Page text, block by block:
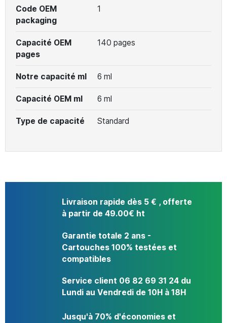
Code OEM
packaging
1
Capacité OEM
pages
140 pages
Notre capacité ml 6 ml
Capacité OEM ml 6 ml
Type de capacité Standard
Livraison rapide dès 5 € , offerte
à partir de 49.00€ ht
Garantie totale 2 ans -
Cartouches 100% testées et
compatibles
Service client 06 82 69 31 24 du
Lundi au Vendredi de 10H à 18H
Jusqu'à 70% d'économies et